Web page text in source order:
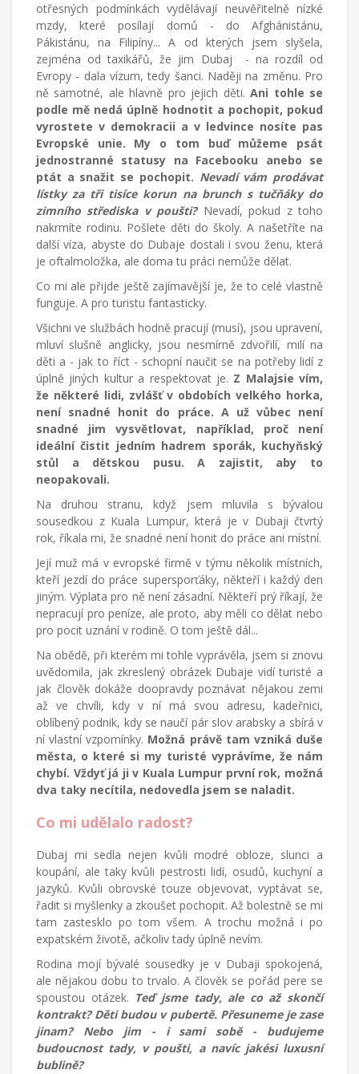
otřesných podmínkách vydělávají neuvěřitelně nízké
mzdy, které posílají domů - do Afghánistánu,
Pákistánu, na Filipíny... A od kterých jsem slyšela,
zejména od taxikářů, že jim Dubaj - na rozdíl od
Evropy - dala vízum, tedy šanci. Naději na změnu. Pro
ně samotné, ale hlavně pro jejich děti. Ani tohle se
podle mě nedá úplně hodnotit a pochopit, pokud
vyrostete v demokracii a v ledvince nosíte pas
Evropské unie. My o tom buď můžeme psát
jednostranné statusy na Facebooku anebo se
ptát a snažit se pochopit. Nevadí vám prodávat
lístky za tři tisíce korun na brunch s tučňáky do
zimního střediska v poušti?Nevadí, pokud z toho
nakrmíte rodinu. Pošlete děti do školy. A našetříte na
další víza, abyste do Dubaje dostali i svou ženu, která
je oftalmoložka, ale doma tu práci nemůže dělat.
Co mi ale přijde ještě zajímavější je, že to celé vlastně
funguje. A pro turistu fantasticky.
Všichni ve službách hodně pracují (musí), jsou upravení,
mluví slušně anglicky, jsou nesmírně zdvořilí, milí na
děti a - jak to říct - schopní naučit se na potřeby lidí z
úplně jiných kultur a respektovat je. Z Malajsie vím,
že některé lidi, zvlášť v obdobích velkého horka,
není snadné honit do práce. A už vůbec není
snadné jim vysvětlovat, například, proč není
ideální čistit jedním hadrem sporák, kuchyňský
stůl a dětskou pusu. A zajistit, aby to
neopakovali.
Na druhou stranu, když jsem mluvila s bývalou
sousedkou z Kuala Lumpur, která je v Dubaji čtvrtý
rok, říkala mi, že snadné není honit do práce ani místní.
Její muž má v evropské firmě v týmu několik místních,
kteří jezdí do práce supersporťáky, někteří i každý den
jiným. Výplata pro ně není zásadní. Někteří prý říkají, že
nepracují pro peníze, ale proto, aby měli co dělat nebo
pro pocit uznání v rodině. O tom ještě dál...
Na obědě, při kterém mi tohle vyprávěla, jsem si znovu
uvědomila, jak zkreslený obrázek Dubaje vidí turisté a
jak člověk dokáže doopravdy poznávat nějakou zemi
až ve chvíli, kdy v ní má svou adresu, kadeřnici,
oblíbený podnik, kdy se naučí pár slov arabsky a sbírá v
ní vlastní vzpomínky. Možná právě tam vzniká duše
města, o které si my turisté vyprávíme, že nám
chybí. Vždyť já ji v Kuala Lumpur první rok, možná
dva taky necítila, nedovedla jsem se naladit.
Co mi udělalo radost?
Dubaj mi sedla nejen kvůli modré obloze, slunci a
koupání, ale taky kvůli pestrosti lidí, osudů, kuchyní a
jazyků. Kvůli obrovské touze objevovat, vyptávat se,
řadit si myšlenky a zkoušet pochopit. Až bolestně se mi
tam zastesklo po tom všem. A trochu možná i po
expatském životě, ačkoliv tady úplně nevím.
Rodina mojí bývalé sousedky je v Dubaji spokojená,
ale nějakou dobu to trvalo. A člověk se pořád pere se
spoustou otázek. Teď jsme tady, ale co až skončí
kontrakt? Děti budou v pubertě. Přesuneme je zase
jinam? Nebo jim - i sami sobě - budujeme
budoucnost tady, v poušti, a navíc jakési luxusní
bublině?